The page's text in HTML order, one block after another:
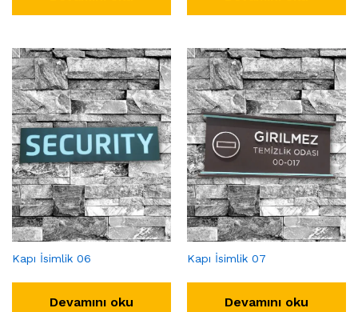
Kapı İsimlik 06
Devamını oku
Kapı İsimlik 07
Devamını oku